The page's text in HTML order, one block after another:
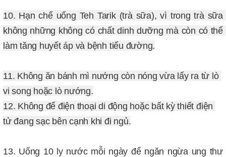
10. Hạn chế uống Teh Tarik (trà sữa), vì trong trà sữa
không những không có chất dinh dưỡng mà còn có thể
làm tăng huyết áp và bệnh tiểu đường.
11. Không ăn bánh mì nướng còn nóng vừa lấy ra từ lò
vi song hoặc lò nướng.
12. Không để điện thoại di động hoặc bất kỳ thiết điện
13. Uống 10 ly nước mỗi ngày để ngăn ngừa ung thư